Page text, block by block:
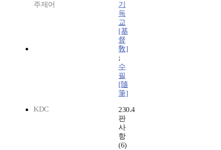
주제어
기
독
교
[基
督
敎]
;
수
필
[隨
筆]
KDC
230.4
판
사
항
(6)